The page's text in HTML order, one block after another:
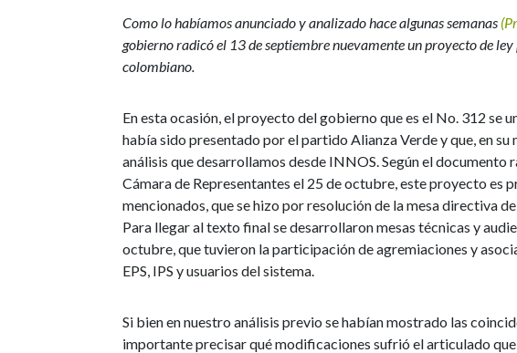
Como lo habíamos anunciado y analizado hace algunas semanas
gobierno radicó el 13 de septiembre nuevamente un proyecto de
colombiano.
En esta ocasión, el proyecto del gobierno que es el No. 312 se
había sido presentado por el partido Alianza Verde y que, en
análisis que desarrollamos desde INNOS. Según el documento
Cámara de Representantes el 25 de octubre, este proyecto es
mencionados, que se hizo por resolución de la mesa directiva
Para llegar al texto final se desarrollaron mesas técnicas y
octubre, que tuvieron la participación de agremiaciones y
EPS, IPS y usuarios del sistema.
Si bien en nuestro análisis previo se habían mostrado las
importante precisar qué modificaciones sufrió el articulado